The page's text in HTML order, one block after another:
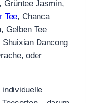
Grüntee Jasmin,
Tee, Chanca
Gelben Tee
Shuixian Dancong
oder